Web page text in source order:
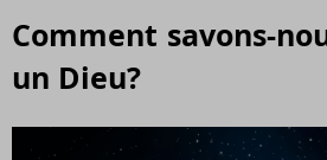
Comment savons-
un Dieu?